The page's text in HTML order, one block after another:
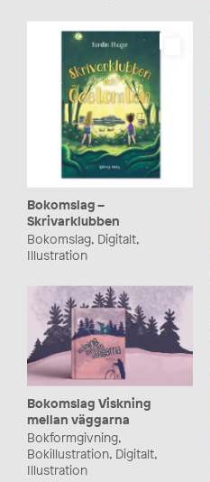
Bokomslag –
Skrivarklubben
Bokomslag, Digitalt,
Illustration
Bokomslag Viskning
mellan väggarna
Bokformgivning,
Bokillustration, Digitalt,
Illustration